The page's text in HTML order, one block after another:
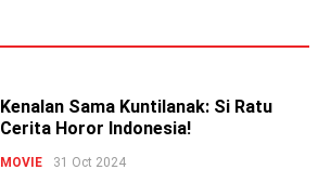
Kenalan Sama Kuntilanak: Si Ratu
Cerita Horor Indonesia!
MOVIE 31 Oct 2024